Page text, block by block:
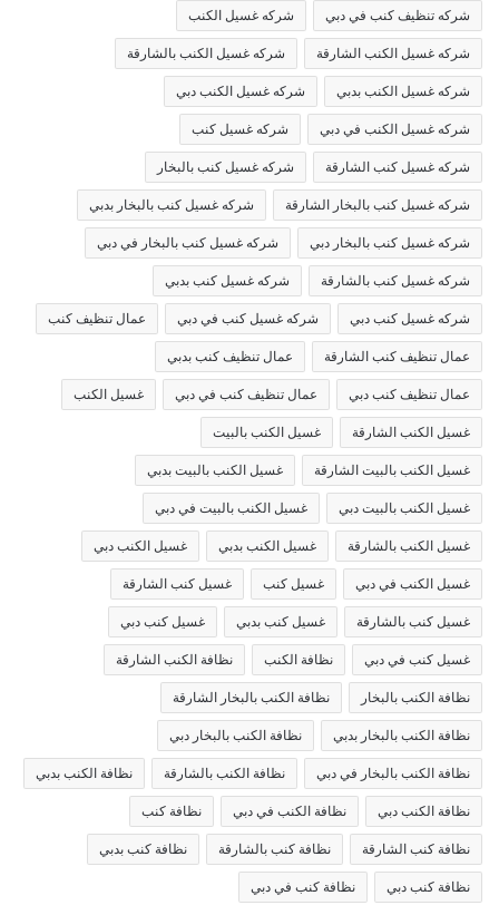
شركه تنظيف كنب في دبي شركه غسيل الكنب
شركه غسيل الكنب الشارقة شركه غسيل الكنب بالشارقة
شركه غسيل الكنب بدبي شركه غسيل الكنب دبي
شركه غسيل الكنب في دبي شركه غسيل كنب
شركه غسيل كنب الشارقة شركه غسيل كنب بالبخار
شركه غسيل كنب بالبخار الشارقة شركه غسيل كنب بالبخار بدبي
شركه غسيل كنب بالبخار دبي شركه غسيل كنب بالبخار في دبي
شركه غسيل كنب بالشارقة شركه غسيل كنب بدبي
شركه غسيل كنب دبي شركه غسيل كنب في دبي عمال تنظيف كنب
عمال تنظيف كنب الشارقة عمال تنظيف كنب بدبي
عمال تنظيف كنب دبي عمال تنظيف كنب في دبي غسيل الكنب
غسيل الكنب الشارقة غسيل الكنب بالبيت
غسيل الكنب بالبيت الشارقة غسيل الكنب بالبيت بدبي
غسيل الكنب بالبيت دبي غسيل الكنب بالبيت في دبي
غسيل الكنب بالشارقة غسيل الكنب بدبي غسيل الكنب دبي
غسيل الكنب في دبي غسيل كنب غسيل كنب الشارقة
غسيل كنب بالشارقة غسيل كنب بدبي غسيل كنب دبي
غسيل كنب في دبي نظافة الكنب نظافة الكنب الشارقة
نظافة الكنب بالبخار نظافة الكنب بالبخار الشارقة
نظافة الكنب بالبخار بدبي نظافة الكنب بالبخار دبي
نظافة الكنب بالبخار في دبي نظافة الكنب بالشارقة نظافة الكنب بدبي
نظافة الكنب دبي نظافة الكنب في دبي نظافة كنب
نظافة كنب الشارقة نظافة كنب بالشارقة نظافة كنب بدبي
نظافة كنب دبي نظافة كنب في دبي